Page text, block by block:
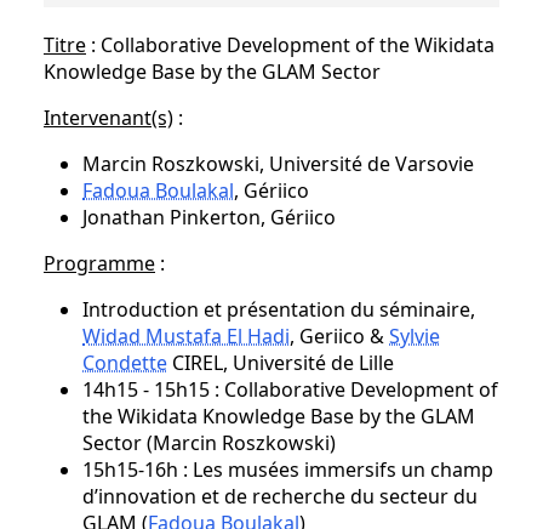
Titre : Collaborative Development of the Wikidata
Knowledge Base by the GLAM Sector
Intervenant(s) :
Marcin Roszkowski, Université de Varsovie
Fadoua Boulakal, Gériico
Jonathan Pinkerton, Gériico
Programme :
Introduction et présentation du séminaire,
Widad Mustafa El Hadi, Geriico &Sylvie
Condette CIREL, Université de Lille
14h15 - 15h15 : Collaborative Development of
the Wikidata Knowledge Base by the GLAM
Sector (Marcin Roszkowski)
15h15-16h : Les musées immersifs un champ
d’innovation et de recherche du secteur du
GLAM (Fadoua Boulakal)